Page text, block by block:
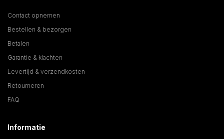
Contact opnemen
Bestellen & bezorgen
Betalen
Garantie & klachten
Levertijd & verzendkosten
Retourneren
FAQ
Informatie